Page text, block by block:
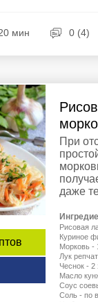
мин 0 (4)
При
даже
Рисовая
Куриное
Морковь -
Лук
Чеснок - 2
Масло
Соус
Соль - по